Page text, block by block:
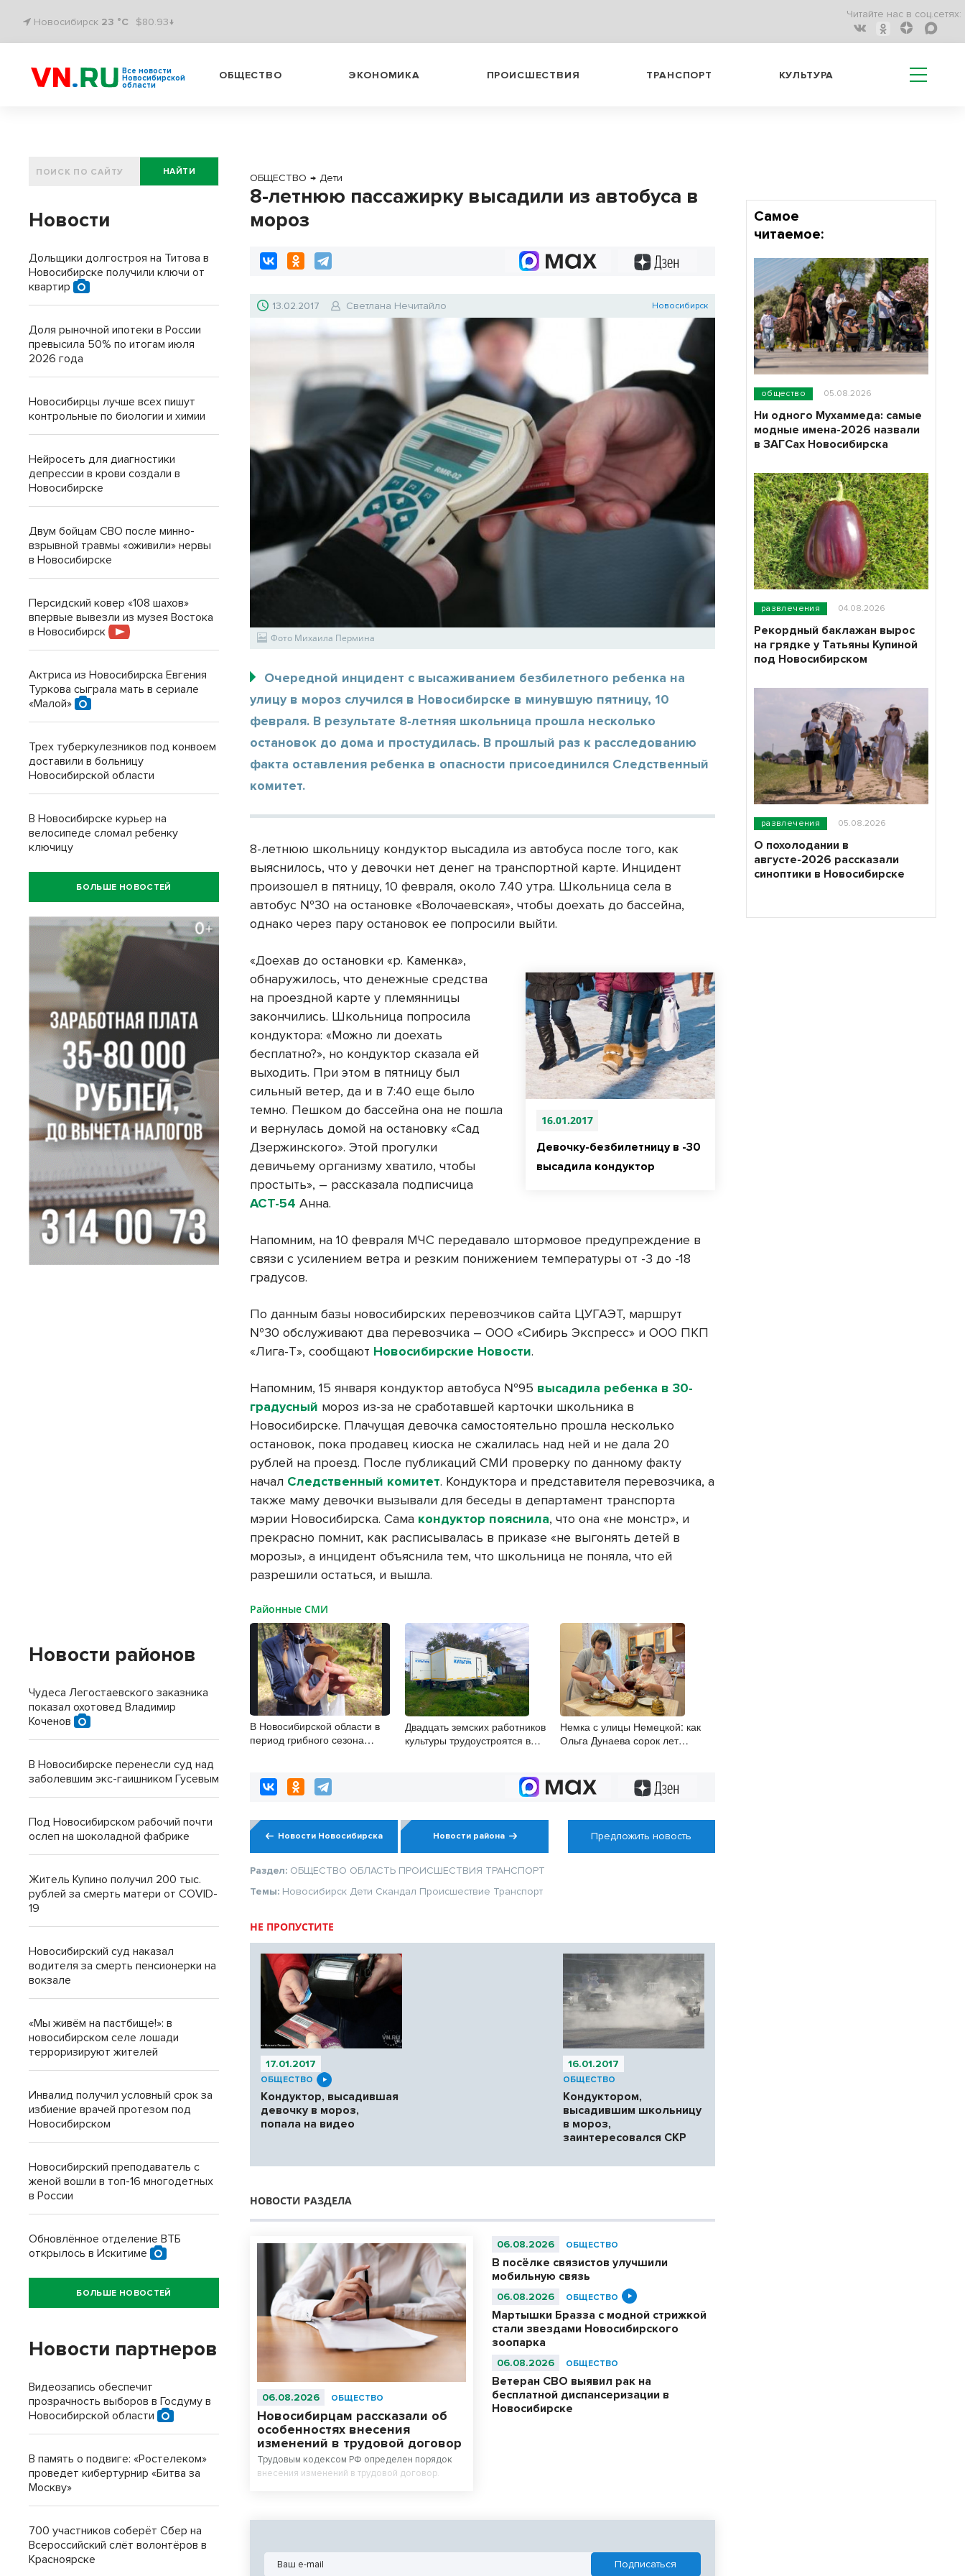
Новосибирск 23 °C $80.93↓
Читайте нас в соц.сетях:
Все новости
Новосибирской
области
ОБЩЕСТВО ЭКОНОМИКА ПРОИСШЕСТВИЯ ТРАНСПОРТ КУЛЬТУРА
ОБЩЕСТВО → Дети
8-летнюю пассажирку высадили из автобуса в
мороз
13.02.2017 Светлана Нечитайло Новосибирск
Фото Михаила Пермина
Очередной инцидент с высаживанием безбилетного ребенка на
улицу в мороз случился в Новосибирске в минувшую пятницу, 10
февраля. В результате 8-летняя школьница прошла несколько
остановок до дома и простудилась. В прошлый раз к расследованию
факта оставления ребенка в опасности присоединился Следственный
комитет.
8-летнюю школьницу кондуктор высадила из автобуса после того, как
выяснилось, что у девочки нет денег на транспортной карте. Инцидент
произошел в пятницу, 10 февраля, около 7.40 утра. Школьница села в
автобус №30 на остановке «Волочаевская», чтобы доехать до бассейна,
однако через пару остановок ее попросили выйти.
16.01.2017
Девочку-безбилетницу в -30
высадила кондуктор
«Доехав до остановки «р. Каменка»,
обнаружилось, что денежные средства
на проездной карте у племянницы
закончились. Школьница попросила
кондуктора: «Можно ли доехать
бесплатно?», но кондуктор сказала ей
выходить. При этом в пятницу был
сильный ветер, да и в 7:40 еще было
темно. Пешком до бассейна она не пошла
и вернулась домой на остановку «Сад
Дзержинского». Этой прогулки
девичьему организму хватило, чтобы
простыть», – рассказала подписчица
АСТ-54 Анна.
Напомним, на 10 февраля МЧС передавало штормовое предупреждение в
связи с усилением ветра и резким понижением температуры от -3 до -18
градусов.
По данным базы новосибирских перевозчиков сайта ЦУГАЭТ, маршрут
№30 обслуживают два перевозчика – ООО «Сибирь Экспресс» и ООО ПКП
«Лига-Т», сообщают Новосибирские Новости.
Напомним, 15 января кондуктор автобуса №95 высадила ребенка в 30-
градусный мороз из-за не сработавшей карточки школьника в
Новосибирске. Плачущая девочка самостоятельно прошла несколько
остановок, пока продавец киоска не сжалилась над ней и не дала 20
рублей на проезд. После публикаций СМИ проверку по данному факту
начал Следственный комитет. Кондуктора и представителя перевозчика, а
также маму девочки вызывали для беседы в департамент транспорта
мэрии Новосибирска. Сама кондуктор пояснила, что она «не монстр», и
прекрасно помнит, как расписывалась в приказе «не выгонять детей в
морозы», а инцидент объяснила тем, что школьница не поняла, что ей
разрешили остаться, и вышла.
Районные СМИ
В Новосибирской области в
период грибного сезона
Двадцать земских работников
культуры трудоустроятся в
Немка с улицы Немецкой: как
Ольга Дунаева сорок лет
Новости Новосибирска Новости района Предложить новость
Раздел: ОБЩЕСТВО ОБЛАСТЬ ПРОИСШЕСТВИЯ ТРАНСПОРТ
Темы: Новосибирск Дети Скандал Происшествие Транспорт
НЕ ПРОПУСТИТЕ
17.01.2017
ОБЩЕСТВО
Кондуктор, высадившая
девочку в мороз,
попала на видео
16.01.2017
ОБЩЕСТВО
Кондуктором,
высадившим школьницу
в мороз,
заинтересовался СКР
НОВОСТИ РАЗДЕЛА
06.08.2026 ОБЩЕСТВО
Новосибирцам рассказали об
особенностях внесения
изменений в трудовой договор
Трудовым кодексом РФ определен порядок
внесения изменений в трудовой договор.
06.08.2026 ОБЩЕСТВО
В посёлке связистов улучшили
мобильную связь
06.08.2026 ОБЩЕСТВО
Мартышки Бразза с модной стрижкой
стали звездами Новосибирского
зоопарка
06.08.2026 ОБЩЕСТВО
Ветеран СВО выявил рак на
бесплатной диспансеризации в
Новосибирске
НАЙТИ
Новости
Дольщики долгостроя на Титова в
Новосибирске получили ключи от
квартир
Доля рыночной ипотеки в России
превысила 50% по итогам июля
2026 года
Новосибирцы лучше всех пишут
контрольные по биологии и химии
Нейросеть для диагностики
депрессии в крови создали в
Новосибирске
Двум бойцам СВО после минно-
взрывной травмы «оживили» нервы
в Новосибирске
Персидский ковер «108 шахов»
впервые вывезли из музея Востока
в Новосибирск
Актриса из Новосибирска Евгения
Туркова сыграла мать в сериале
«Малой»
Трех туберкулезников под конвоем
доставили в больницу
Новосибирской области
В Новосибирске курьер на
велосипеде сломал ребенку
ключицу
БОЛЬШЕ НОВОСТЕЙ
Новости районов
Чудеса Легостаевского заказника
показал охотовед Владимир
Коченов
В Новосибирске перенесли суд над
заболевшим экс-гаишником Гусевым
Под Новосибирском рабочий почти
ослеп на шоколадной фабрике
Житель Купино получил 200 тыс.
рублей за смерть матери от COVID-
19
Новосибирский суд наказал
водителя за смерть пенсионерки на
вокзале
«Мы живём на пастбище!»: в
новосибирском селе лошади
терроризируют жителей
Инвалид получил условный срок за
избиение врачей протезом под
Новосибирском
Новосибирский преподаватель с
женой вошли в топ-16 многодетных
в России
Обновлённое отделение ВТБ
открылось в Искитиме
БОЛЬШЕ НОВОСТЕЙ
Новости партнеров
Видеозапись обеспечит
прозрачность выборов в Госдуму в
Новосибирской области
В память о подвиге: «Ростелеком»
проведет кибертурнир «Битва за
Москву»
700 участников соберёт Сбер на
Всероссийский слёт волонтёров в
Красноярске
Самое
читаемое:
общество 05.08.2026
Ни одного Мухаммеда: самые
модные имена-2026 назвали
в ЗАГСах Новосибирска
развлечения 04.08.2026
Рекордный баклажан вырос
на грядке у Татьяны Купиной
под Новосибирском
развлечения 05.08.2026
О похолодании в
августе-2026 рассказали
синоптики в Новосибирске